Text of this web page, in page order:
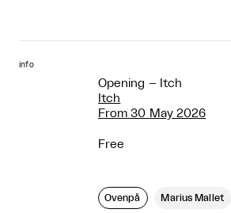
info
Opening – Itch
Itch
From 30 May 2026
Free
Ovenpå Marius Mallet